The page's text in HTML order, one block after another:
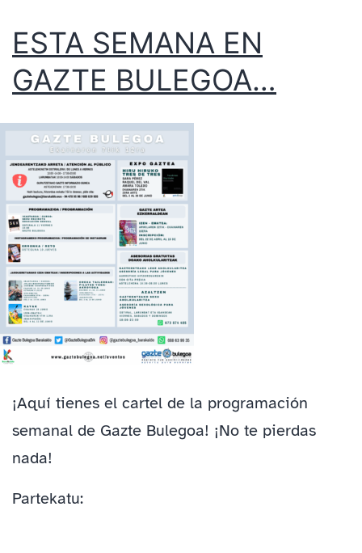
ESTA SEMANA EN
GAZTE BULEGOA…
¡Aquí tienes el cartel de la programación
semanal de Gazte Bulegoa! ¡No te pierdas
nada!
Partekatu: